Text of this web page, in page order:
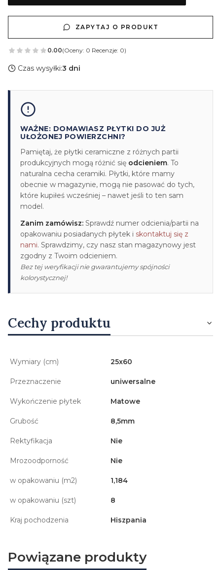
ZAPYTAJ O PRODUKT
0.00(Oceny: 0 Recenzje: 0)
Czas wysyłki:3 dni
WAŻNE: DOMAWIASZ PŁYTKI DO JUŻ
UŁOŻONEJ POWIERZCHNI?
Pamiętaj, że płytki ceramiczne z różnych partii
produkcyjnych mogą różnić się odcieniem. To
naturalna cecha ceramiki. Płytki, które mamy
obecnie w magazynie, mogą nie pasować do tych,
które kupiłeś wcześniej – nawet jeśli to ten sam
model.
Zanim zamówisz: Sprawdź numer odcienia/partii na
opakowaniu posiadanych płytek i skontaktuj się z
nami. Sprawdzimy, czy nasz stan magazynowy jest
zgodny z Twoim odcieniem.
Bez tej weryfikacji nie gwarantujemy spójności
kolorystycznej!
Cechy produktu
Wymiary (cm) 25x60
Przeznaczenie uniwersalne
Wykończenie płytek Matowe
Grubość 8,5mm
Rektyfikacja Nie
Mrozoodporność Nie
w opakowaniu (m2) 1,184
w opakowaniu (szt) 8
Kraj pochodzenia Hiszpania
Powiązane produkty